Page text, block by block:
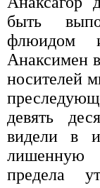
быть
флюидом
Анаксимен
носителей
девять
видели в
лишенную
предела